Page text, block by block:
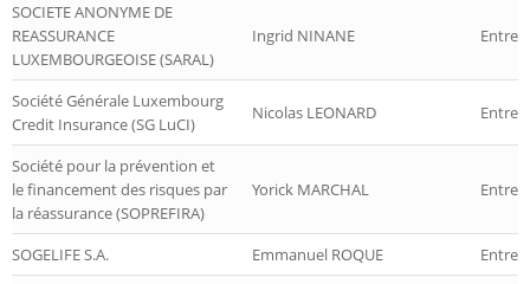
SOCIETE ANONYME DE
REASSURANCE
LUXEMBOURGEOISE (SARAL)
Ingrid NINANE
Société Générale Luxembourg
Credit Insurance (SG LuCI)
Nicolas LEONARD
Société pour la prévention et
le financement des risques par
la réassurance (SOPREFIRA)
Yorick MARCHAL
SOGELIFE S.A. Emmanuel ROQUE